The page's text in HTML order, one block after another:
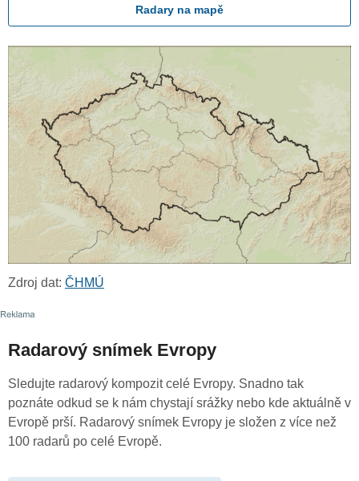
Radary na mapě
Zdroj dat: ČHMÚ
Radarový snímek Evropy
Sledujte radarový kompozit celé Evropy. Snadno tak
poznáte odkud se k nám chystají srážky nebo kde aktuálně v
Evropě prší. Radarový snímek Evropy je složen z více než
100 radarů po celé Evropě.